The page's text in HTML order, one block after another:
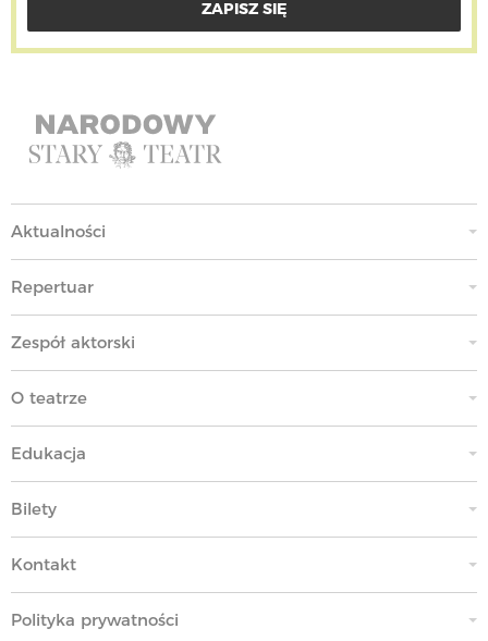
Aktualności
Repertuar
Zespół aktorski
O teatrze
Edukacja
Bilety
Kontakt
Polityka prywatności